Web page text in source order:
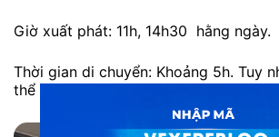
Giờ xuất phát: 11h, 14h30 hằng ngày.
Thời gian di chuyển: Khoảng 5h. Tuy
thể chênh lệch do tình hình giao thông.